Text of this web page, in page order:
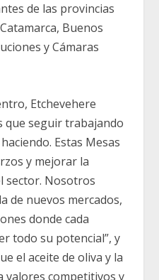
de las provincias
Buenos
y Cámaras
Etchevehere
que seguir trabajando
Estas Mesas
y mejorar la
sector. Nosotros
de nuevos mercados,
donde cada
todo su potencial”, y
el aceite de oliva y la
valores competitivos y